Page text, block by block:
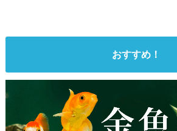
おすすめ！